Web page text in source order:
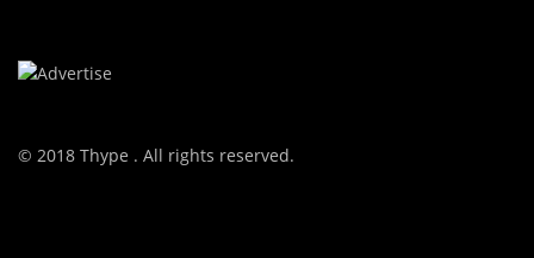
© 2018 Thype . All rights reserved.